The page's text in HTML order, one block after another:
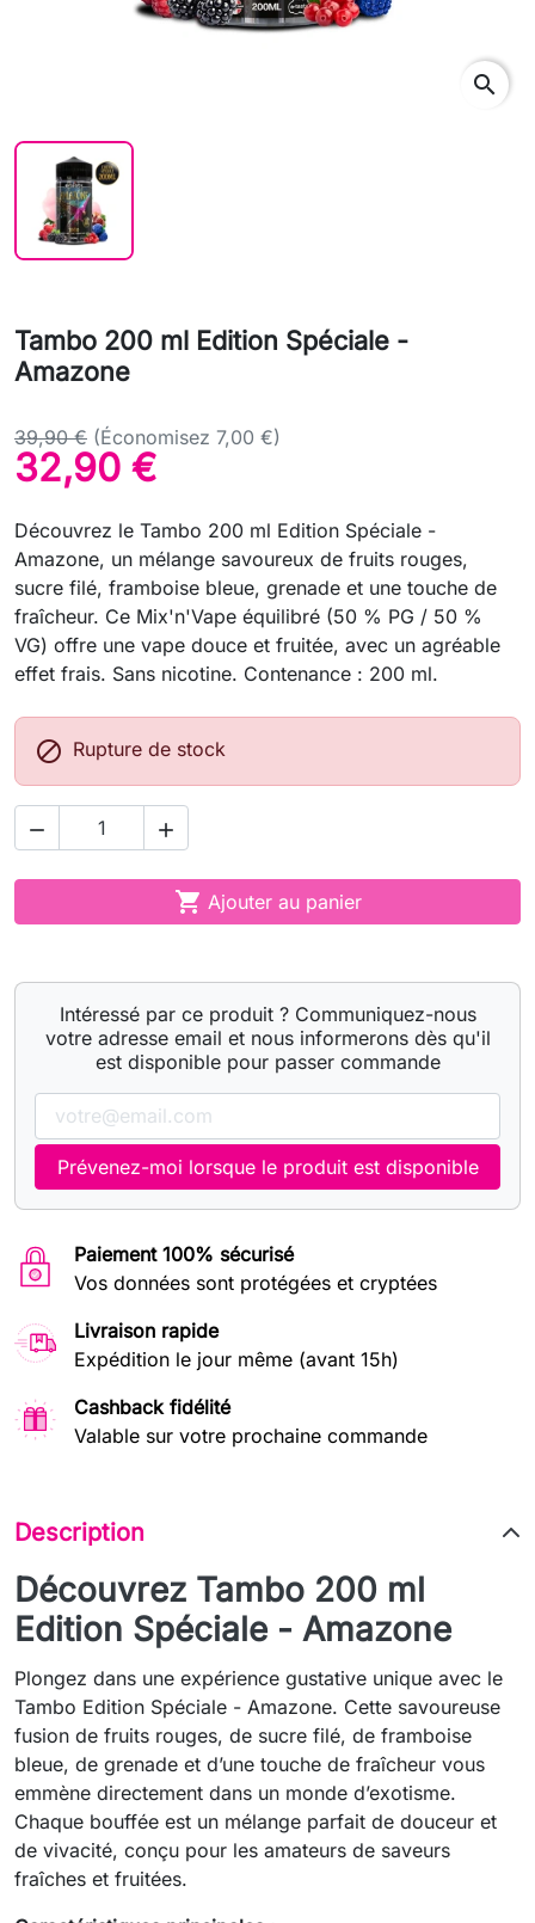
search
Tambo 200 ml Edition Spéciale -
Amazone
39,90 € (Économisez 7,00 €)
32,90 €
Découvrez le Tambo 200 ml Edition Spéciale -
Amazone, un mélange savoureux de fruits rouges,
sucre filé, framboise bleue, grenade et une touche de
fraîcheur. Ce Mix'n'Vape équilibré (50 % PG / 50 %
VG) offre une vape douce et fruitée, avec un agréable
effet frais. Sans nicotine. Contenance : 200 ml.
 Rupture de stock
 
 Ajouter au panier
Intéressé par ce produit ? Communiquez-nous
votre adresse email et nous informerons dès qu'il
est disponible pour passer commande
Prévenez-moi lorsque le produit est disponible
Paiement 100% sécurisé
Vos données sont protégées et cryptées
Livraison rapide
Expédition le jour même (avant 15h)
Cashback fidélité
Valable sur votre prochaine commande
Description
Découvrez Tambo 200 ml
Edition Spéciale - Amazone
Plongez dans une expérience gustative unique avec le
Tambo Edition Spéciale - Amazone. Cette savoureuse
fusion de fruits rouges, de sucre filé, de framboise
bleue, de grenade et d’une touche de fraîcheur vous
emmène directement dans un monde d’exotisme.
Chaque bouffée est un mélange parfait de douceur et
de vivacité, conçu pour les amateurs de saveurs
fraîches et fruitées.